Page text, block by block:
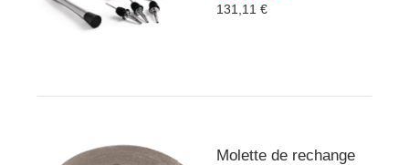
131,11 €
Molette de rechange